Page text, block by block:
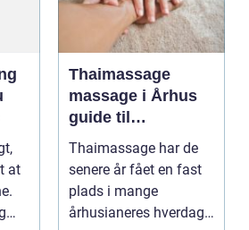
at
Thaimassage
massage i Århus
guide til
afslapning,
smidighed og
bedre velvære
Thaimassage har de
senere år fået en fast
plads i mange
århusianeres hverdag.